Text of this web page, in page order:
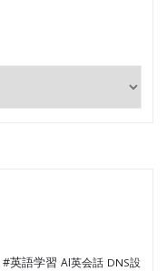
#英語学習 AI英会話 DNS設